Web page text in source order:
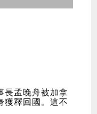
長孟晚舟被加拿
獲釋回國。這不